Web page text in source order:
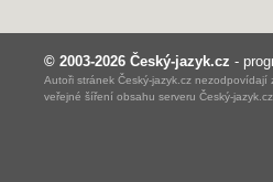
© 2003-2026 Český-jazyk.cz -
Autoři stránek Český-jazyk.cz
veřejné šíření obsahu serveru Český-